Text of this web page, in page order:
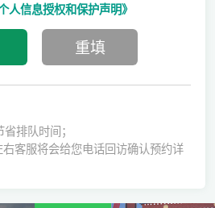
人信息授权和保护声明》
排队时间；
客服将会给您电话回访确认预约详